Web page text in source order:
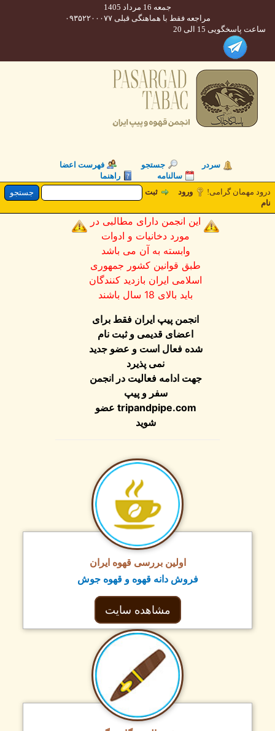
جمعه 16 مرداد 1405
مراجعه فقط با هماهنگی قبلی ۰۹۳۵۲۲۰۰۰۷۷
پاسخگویی 15 الی 20
سردر جستجو
فهرست اعضا
سالنامه
راهنما
مهمان گرامی!
ورود ثبت
این انجمن دارای مطالبی در
مورد دخانیات و ادوات
وابسته به آن می باشد
طبق قوانین کشور جمهوری
اسلامی ایران بازدید کنندگان
باید بالای 18 سال باشند
انجمن پیپ ایران فقط برای
اعضای قدیمی و ثبت نام
شده فعال است و عضو جدید
نمی پذیرد
جهت ادامه فعالیت در انجمن
سفر و پیپ
tripandpipe.comعضو
شوید
اولین بررسی قهوه ایران
فروش دانه قهوه و قهوه جوش
مشاهده سایت